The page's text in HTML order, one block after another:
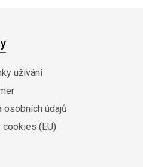
užívání
osobních údajů
cookies (EU)